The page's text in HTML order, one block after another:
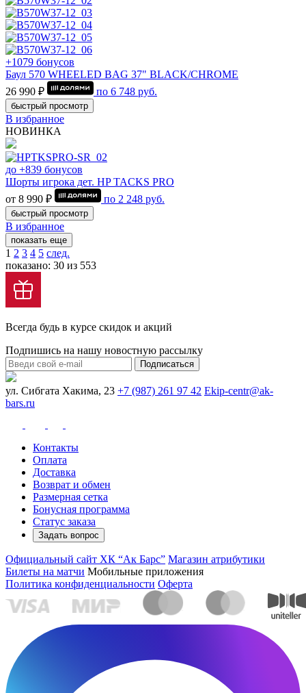
+1079 бонусов
Баул 570 WHEELED BAG 37" BLACK/CHROME
26 990 ₽
по 6 748 руб.
быстрый просмотр
В избранное
НОВИНКА
до +839 бонусов
Шорты игрока дет. HP TACKS PRO
от 8 990 ₽
по 2 248 руб.
быстрый просмотр
В избранное
показать еще
1 2 3 4 5 след.
показано: 30 из 553
Всегда будь в курсе скидок и акций
Подпишись на нашу новостную рассылку
Подписаться
ул. Сибгата Хакима, 23 +7 (987) 261 97 42 Ekip-centr@ak-
bars.ru
Контакты
Оплата
Доставка
Возврат и обмен
Размерная сетка
Бонусная программа
Статус заказа
Задать вопрос
Официальный сайт ХК “Ак Барс” Магазин атрибутики
Билеты на матчи Мобильные приложения
Политика конфиденциальности Оферта